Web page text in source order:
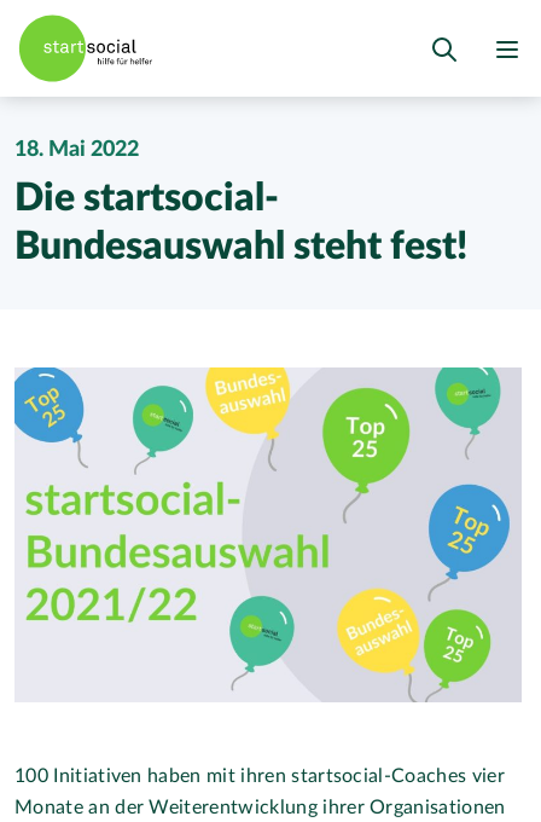
18. Mai 2022
Die startsocial-
Bundesauswahl steht fest!
100 Initiativen haben mit ihren startsocial-Coaches vier
Monate an der Weiterentwicklung ihrer Organisationen